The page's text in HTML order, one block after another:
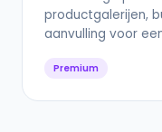
productgalerijen,
aanvulling voor
Premium